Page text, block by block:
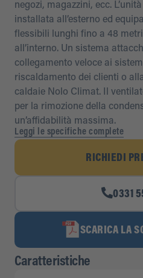
negozi, magazzini, ecc.
installata all’esterno ed
flessibili lunghi fino a 48 metri
all’interno. Un sistema
collegamento veloce ai
riscaldamento dei clienti o
caldaie Nolo Climat. Il
per la rimozione della
un’affidabilità massima.
Leggi le specifiche complete
RICHIEDI
0331
SCARICA LA
Caratteristiche